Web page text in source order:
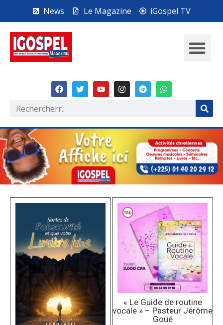
News Le Magazine iGospel TV
« Le Guide de routine
vocale » – Pasteur Jérôme
Goué